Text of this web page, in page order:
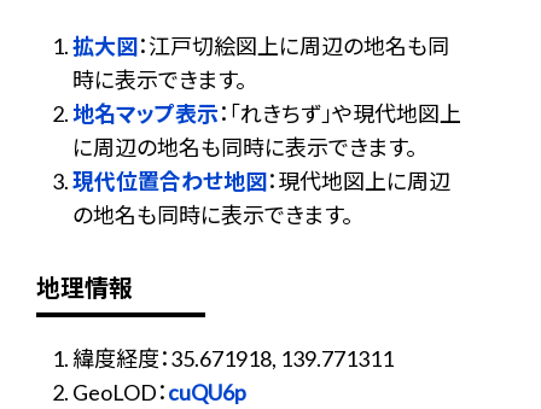
拡大図：江戸切絵図上に周辺の地名も同
時に表示できます。
地名マップ表示：「れきちず」や現代地図上
に周辺の地名も同時に表示できます。
現代位置合わせ地図：現代地図上に周辺
の地名も同時に表示できます。
地理情報
緯度経度：35.671918, 139.771311
GeoLOD：cuQU6p